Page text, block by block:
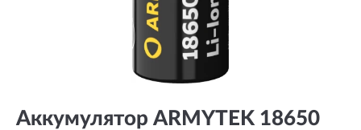
Аккумулятор ARMYTEK 18650